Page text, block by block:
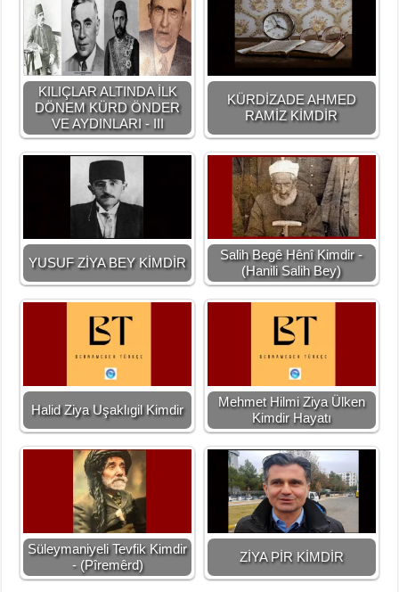
KILIÇLAR ALTINDA İLK
DÖNEM KÜRD ÖNDER
VE AYDINLARI - III
KÜRDİZADE AHMED
RAMİZ KİMDİR
YUSUF ZİYA BEY KİMDİR
Salih Begê Hênî Kimdir -
(Hanili Salih Bey)
Halid Ziya Uşaklıgil Kimdir
Mehmet Hilmi Ziya Ülken
Kimdir Hayatı
Süleymaniyeli Tevfik Kimdir
- (Pîremêrd)
ZİYA PİR KİMDİR